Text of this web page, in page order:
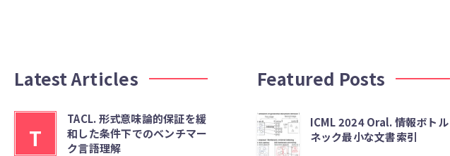
Latest Articles
T
TACL. 形式意味論的保証を緩
和した条件下でのベンチマー
ク言語理解
Featured Posts
ICML 2024 Oral. 情報ボトル
ネック最小な文書索引